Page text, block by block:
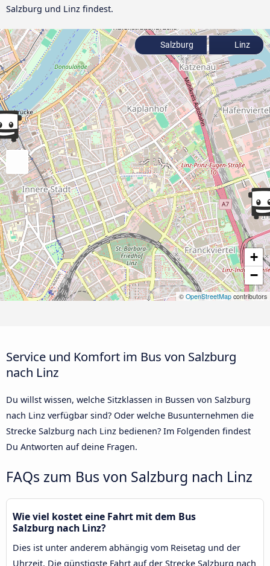
Salzburg und Linz findest.
+
−
© OpenStreetMapcontributors
Salzburg Linz
Service und Komfort im Bus von Salzburg
nach Linz
Du willst wissen, welche Sitzklassen in Bussen von Salzburg
nach Linz verfügbar sind? Oder welche Busunternehmen die
Strecke Salzburg nach Linz bedienen? Im Folgenden findest
Du Antworten auf deine Fragen.
FAQs zum Bus von Salzburg nach Linz
Wie viel kostet eine Fahrt mit dem Bus
Salzburg nach Linz?
Dies ist unter anderem abhängig vom Reisetag und der
Uhrzeit. Die günstigste Fahrt auf der Strecke Salzburg nach